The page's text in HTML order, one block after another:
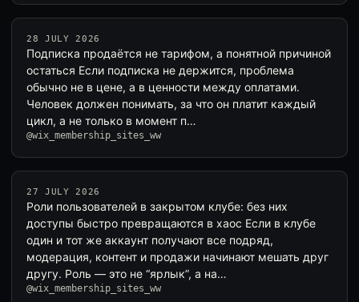
28 JULY 2026
Подписка продаётся не тарифом, а понятной причиной
остаться Если подписка не держится, проблема
обычно не в цене, а в ценности между оплатами.
Человек должен понимать, за что он платит каждый
цикл, а не только в момент п…
@wix_membership_sites_ww
27 JULY 2026
Роли пользователей в закрытом клубе: без них
доступы быстро превращаются в хаос Если в клубе
один и тот же аккаунт получают все подряд,
модерация, контент и продажи начинают мешать друг
другу. Роль — это не “ярлык”, а на…
@wix_membership_sites_ww